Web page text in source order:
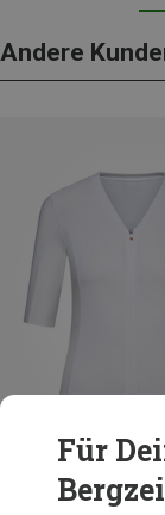
Andere
Du sparst 23%
Für